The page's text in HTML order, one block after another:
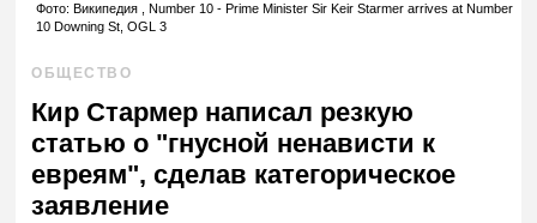
Фото: Википедия , Number 10 - Prime Minister Sir Keir Starmer arrives at Number
10 Downing St, OGL 3
ОБЩЕСТВО
Кир Стармер написал резкую
статью о "гнусной ненависти к
евреям", сделав категорическое
заявление